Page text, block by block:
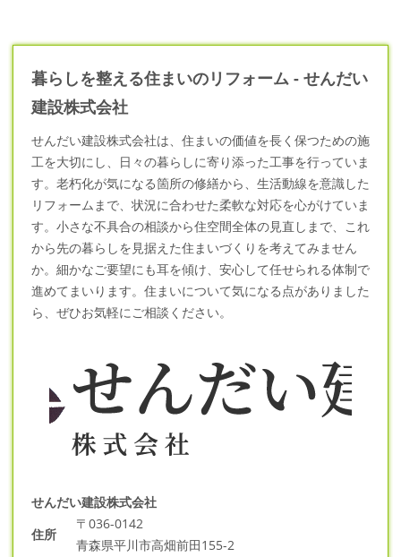
暮らしを整える住まいのリフォーム - せんだい
建設株式会社
せんだい建設株式会社は、住まいの価値を長く保つための施
工を大切にし、日々の暮らしに寄り添った工事を行っていま
す。老朽化が気になる箇所の修繕から、生活動線を意識した
リフォームまで、状況に合わせた柔軟な対応を心がけていま
す。小さな不具合の相談から住空間全体の見直しまで、これ
から先の暮らしを見据えた住まいづくりを考えてみません
か。細かなご要望にも耳を傾け、安心して任せられる体制で
進めてまいります。住まいについて気になる点がありました
ら、ぜひお気軽にご相談ください。
せんだい建設株式会社
住所
〒036-0142
青森県平川市高畑前田155-2